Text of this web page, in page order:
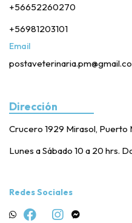
+56652260270
+56981203101
Email
Dirección
Crucero 1929 Mirasol, Puerto
Lunes a Sábado 10 a 20 hrs.
Redes Sociales